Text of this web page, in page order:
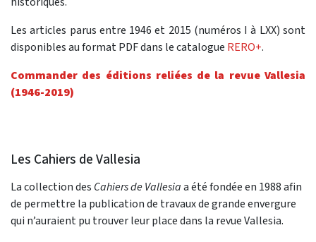
Les articles parus entre 1946 et 2015 (numéros I à LXX) sont
disponibles au format PDF dans le catalogue RERO+.
Commander des éditions reliées de la revue Vallesia
(1946-2019)
Les Cahiers de Vallesia
La collection des Cahiers de Vallesiaa été fondée en 1988 afin
de permettre la publication de travaux de grande envergure
qui n’auraient pu trouver leur place dans la revue Vallesia.